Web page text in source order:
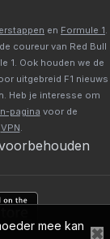
en Formule 1
coureur van Red Bull
1. Ook houden we de
uitgebreid F1 nieuws
Heb je interesse om
pagina voor de
VPN
mee kan
✖